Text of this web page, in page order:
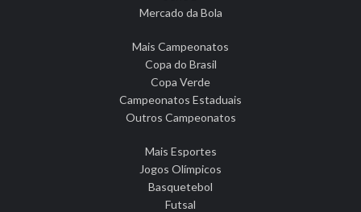
Mercado da Bola
Mais Campeonatos
Copa do Brasil
Copa Verde
Campeonatos Estaduais
Outros Campeonatos
Mais Esportes
Jogos Olímpicos
Basquetebol
Futsal